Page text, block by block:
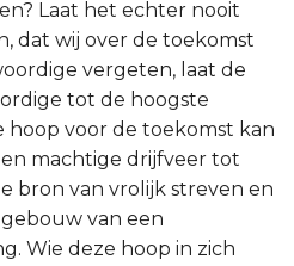
Laat het echter nooit
dat wij over de toekomst
vergeten, laat de
tot de hoogste
hoop voor de toekomst kan
machtige drijfveer tot
bron van vrolijk streven en
van een
Wie deze hoop in zich